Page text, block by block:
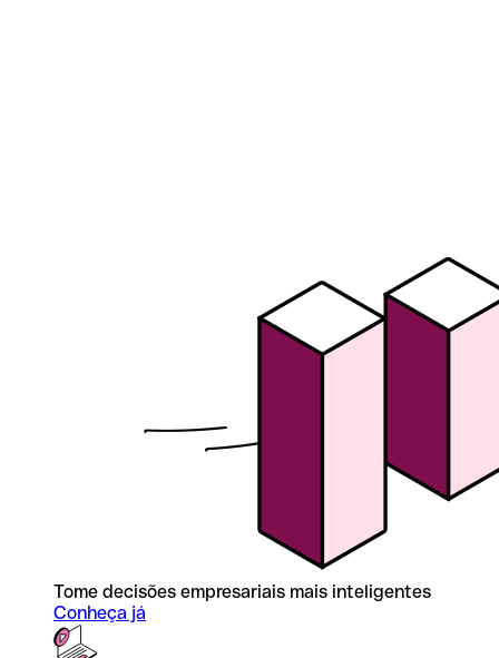
Tome decisões empresariais mais inteligentes
Conheça já